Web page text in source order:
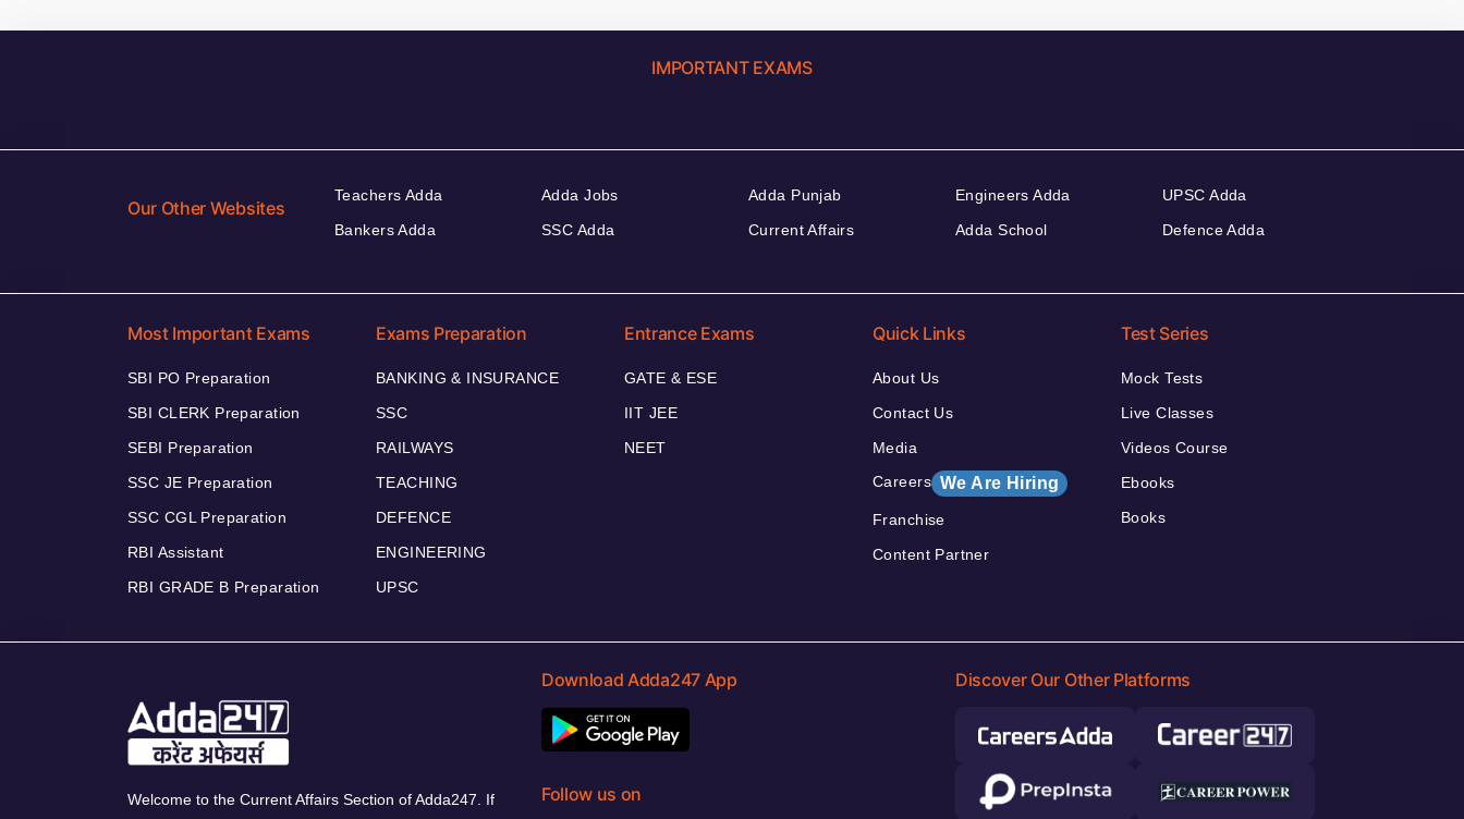
IMPORTANT EXAMS
Our Other Websites
Teachers Adda
Bankers Adda
Adda Jobs
SSC Adda
Adda Punjab
Current Affairs
Engineers Adda
Adda School
UPSC Adda
Defence Adda
Most Important Exams
SBI PO Preparation
SBI CLERK Preparation
SEBI Preparation
SSC JE Preparation
SSC CGL Preparation
RBI Assistant
RBI GRADE B Preparation
Exams Preparation
BANKING & INSURANCE
SSC
RAILWAYS
TEACHING
DEFENCE
ENGINEERING
UPSC
Entrance Exams
GATE & ESE
IIT JEE
NEET
Quick Links
About Us
Contact Us
Media
Careers We Are Hiring
Franchise
Content Partner
Test Series
Mock Tests
Live Classes
Videos Course
Ebooks
Books
Welcome to the Current Affairs Section of Adda247. If
Download Adda247 App
Follow us on
Discover Our Other Platforms